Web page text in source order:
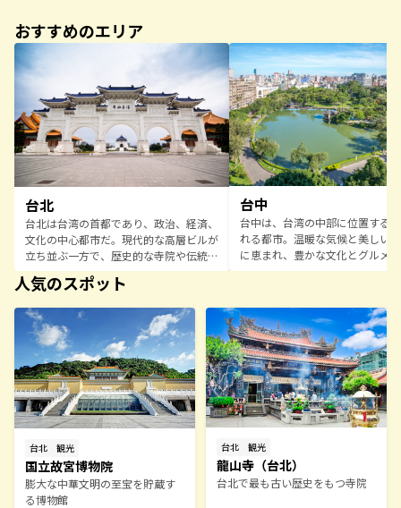
おすすめのエリア
台北
台北は台湾の首都であり、政治、経済、
文化の中心都市だ。現代的な高層ビルが
立ち並ぶ一方で、歴史的な寺院や伝統的
な市場が数多く点在し、古きよき台湾の
風景と大都市の景観が共存している。ま
トランでの本格的な台湾料理を楽しむこ
とはもちろん、夜市での食べ歩きは絶対
に外せない。郊外は豊かな自然に囲まれ
ており、市内から簡単にアクセスできる
温泉地や登山コースなど、アウトドアア
クティビティも充実している。ほかに
も、アートやショッピング、ナイトライ
フも楽しめるので、家族や友人、カップ
ルで訪れるのにおすすめの都市だ。
台中
台中は、台湾の中部に位置する
れる都市。温暖な気候と美しい
に恵まれ、豊かな文化とグルメ
る場所として台湾国内外の観光
はモダンな建築や芸術的なスポ
在している。ショッピングやナ
フも充実しており、夜市での食
カフェでのんびりと過ごすひと
中ならではの楽しみだ。さらに
土アクセスしやすい交通の要所
り、日帰り旅行や周辺の観光地
点としても最適。台中の豊かな
然、そしてグルメが融合したこ
訪れる者に多彩な体験を提供す
あふれる旅行先だ。
人気のスポット
台北 観光
国立故宮博物院
膨大な中華文明の至宝を貯蔵す
る博物館
台北 観光
龍山寺（台北）
台北で最も古い歴史をもつ寺院